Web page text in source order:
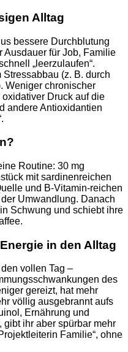
Alltag
bessere Durchblutung
Ausdauer für Job, Familie
„leerzulaufen“.
(z. B. durch
Weniger chronischer
Druck auf die
andere Antioxidantien
Routine: 30 mg
mit sardinenreichen
und B-Vitamin-reichen
Umwandlung. Danach
Schwung und schiebt ihre
in den Alltag
vollen Tag –
des
gereizt, hat mehr
völlig ausgebrannt aufs
Ernährung und
gibt ihr aber spürbar mehr
Familie“, ohne